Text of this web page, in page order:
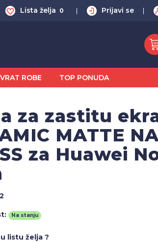
Lista želja 0 Prijavi se
ROBE TOP PONUDA
za zastitu
MATTE
za Huawei
Na stanju
listu želja ?